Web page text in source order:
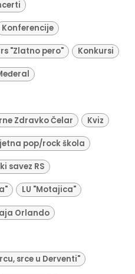
Konferencije
"Zlatno pero" Konkursi
Zdravko Čelar Kviz
pop/rock škola
savez RS
LU "Motajica"
Orlando
srce u Derventi"